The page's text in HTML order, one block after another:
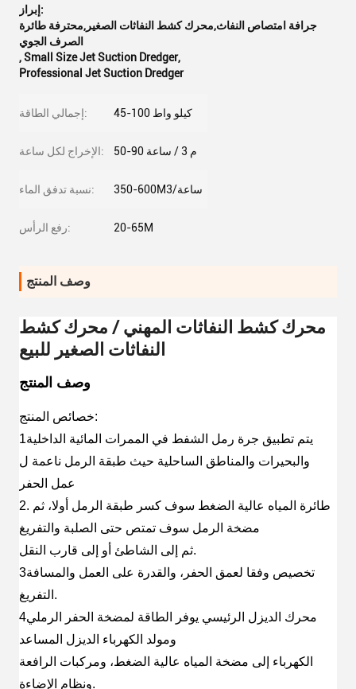
إبراز:
جرافة امتصاص النفاث,محرك كشط النفاثات الصغير,محترفة طائرة
الصرف الجوي
,Small Size Jet Suction Dredger,
Professional Jet Suction Dredger
إجمالي الطاقة: 45-100 كيلو واط
الإخراج لكل ساعة: 50-90 م 3 / ساعة
نسبة تدفق الماء: 350-600M3/ساعة
رفع الرأس: 20-65M
وصف المنتج
محرك كشط النفاثات المهني / محرك كشط
النفاثات الصغير للبيع
وصف المنتج
خصائص المنتج:
1يتم تطبيق جرة رمل الشفط في الممرات المائية الداخلية
والبحيرات والمناطق الساحلية حيث طبقة الرمل ناعمة ل
عمل الحفر
2. طائرة المياه عالية الضغط سوف كسر طبقة الرمل أولا، ثم
مضخة الرمل سوف تمتص حتى الصلبة والتفريغ
ثم إلى الشاطئ أو إلى قارب النقل.
3تخصيص وفقا لعمق الحفر، والقدرة على العمل والمسافة
التفريغ.
4محرك الديزل الرئيسي يوفر الطاقة لمضخة الحفر الرملي
ومولد الكهرباء الديزل المساعد
الكهرباء إلى مضخة المياه عالية الضغط، ومركبات الرافعة
ونظام الإضاءة.